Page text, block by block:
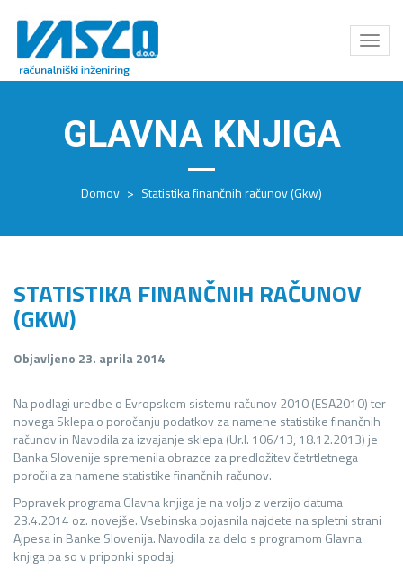
Odpri
meni
GLAVNA KNJIGA
Domov > Statistika finančnih računov (Gkw)
STATISTIKA FINANČNIH RAČUNOV
(GKW)
Objavljeno 23. aprila 2014
Na podlagi uredbe o Evropskem sistemu računov 2010 (ESA2010) ter
novega Sklepa o poročanju podatkov za namene statistike finančnih
računov in Navodila za izvajanje sklepa (Ur.l. 106/13, 18.12.2013) je
Banka Slovenije spremenila obrazce za predložitev četrtletnega
poročila za namene statistike finančnih računov.
Popravek programa Glavna knjiga je na voljo z verzijo datuma
23.4.2014 oz. novejše. Vsebinska pojasnila najdete na spletni strani
Ajpesa in Banke Slovenija. Navodila za delo s programom Glavna
knjiga pa so v priponki spodaj.